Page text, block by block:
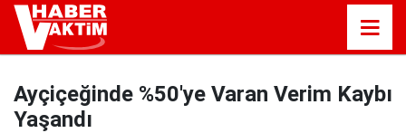
Ayçiçeğinde %50'ye Varan Verim Kaybı
Yaşandı